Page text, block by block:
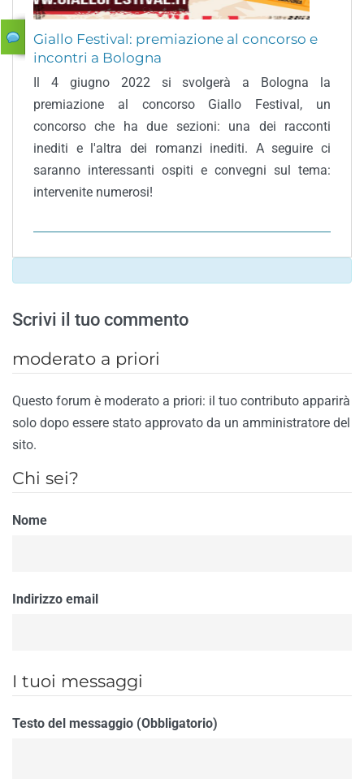
Giallo Festival: premiazione al concorso e
incontri a Bologna
Il 4 giugno 2022 si svolgerà a Bologna la
premiazione al concorso Giallo Festival, un
concorso che ha due sezioni: una dei racconti
inediti e l'altra dei romanzi inediti. A seguire ci
saranno interessanti ospiti e convegni sul tema:
intervenite numerosi!
Scrivi il tuo commento
moderato a priori
Questo forum è moderato a priori: il tuo contributo apparirà
solo dopo essere stato approvato da un amministratore del
sito.
Chi sei?
Nome
Indirizzo email
I tuoi messaggi
Testo del messaggio (Obbligatorio)